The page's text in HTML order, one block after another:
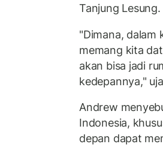
Tanjung Lesung.
"Dimana, dalam
memang kita
akan bisa jadi
kedepannya,"
Andrew
Indonesia,
depan dapat